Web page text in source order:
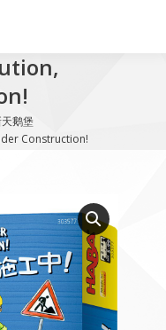
天鹅堡
Construction!